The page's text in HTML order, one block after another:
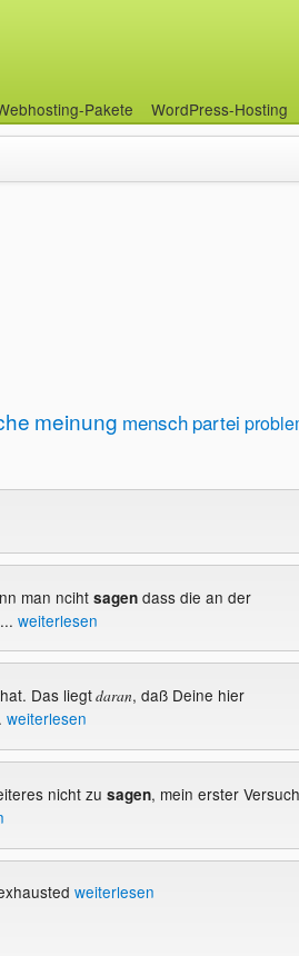
Pakete WordPress-Hosting
meinung mensch partei
man ncihtsagendass die an der
weiterlesen
Das liegtdaran, daß Deine hier
weiterlesen
nicht zu sagen, mein erster Versuch
weiterlesen